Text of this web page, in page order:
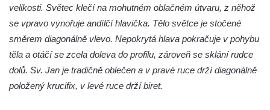
Socha Vážka v ZOO Hluboká
Socha Volavka v ZOO Hluboká
Flamingo trůn v ZOO Hluboká
Lysá nad Labem, barokní město Šporkovo
velikosti. Světec klečí na mohutném oblačném útvaru, z něhož
se vpravo vynořuje andílčí hlavička. Tělo světce je stočené
směrem diagonálně vlevo. Nepokrytá hlava pokračuje v pohybu
těla a otáčí se zcela doleva do profilu, zároveň se sklání rudce
dolů. Sv. Jan je tradičně oblečen a v pravé ruce drží diagonálně
položený krucifix, v levé ruce drží biret.